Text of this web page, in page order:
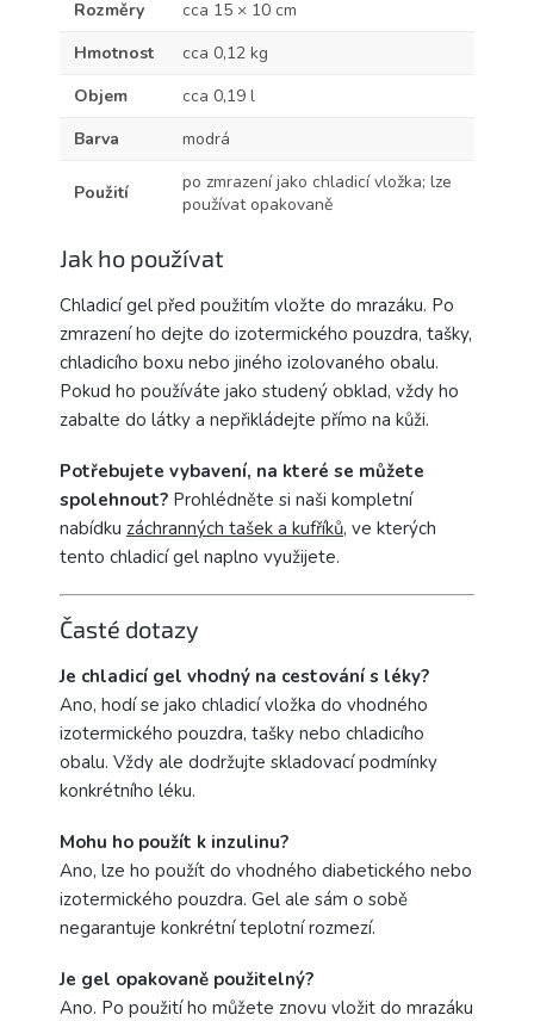
Rozměry
cca 15 × 10 cm
Hmotnost
cca 0,12 kg
Objem
cca 0,19 l
Barva
modrá
Použití
po zmrazení jako chladicí vložka; lze
používat opakovaně
Jak ho používat
Chladicí gel před použitím vložte do mrazáku. Po
zmrazení ho dejte do izotermického pouzdra, tašky,
chladicího boxu nebo jiného izolovaného obalu.
Pokud ho používáte jako studený obklad, vždy ho
zabalte do látky a nepřikládejte přímo na kůži.
Potřebujete vybavení, na které se můžete
spolehnout? Prohlédněte si naši kompletní
nabídku záchranných tašek a kufříků, ve kterých
tento chladicí gel naplno využijete.
Časté dotazy
Je chladicí gel vhodný na cestování s léky?
Ano, hodí se jako chladicí vložka do vhodného
izotermického pouzdra, tašky nebo chladicího
obalu. Vždy ale dodržujte skladovací podmínky
konkrétního léku.
Mohu ho použít k inzulinu?
Ano, lze ho použít do vhodného diabetického nebo
izotermického pouzdra. Gel ale sám o sobě
negarantuje konkrétní teplotní rozmezí.
Je gel opakovaně použitelný?
Ano. Po použití ho můžete znovu vložit do mrazáku